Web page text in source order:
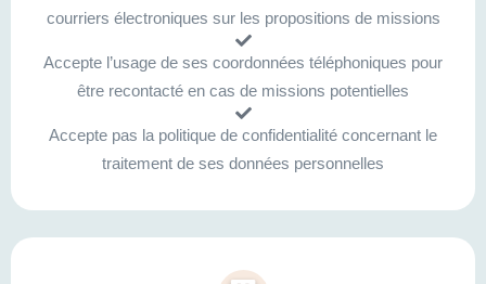
courriers électroniques sur les propositions de missions
Accepte l’usage de ses coordonnées téléphoniques pour
être recontacté en cas de missions potentielles
Accepte pas la politique de confidentialité concernant le
traitement de ses données personnelles